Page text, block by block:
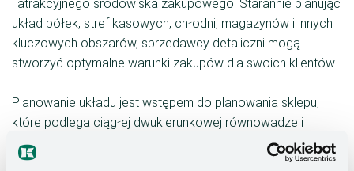
i atrakcyjnego środowiska zakupowego. Starannie planując
układ półek, stref kasowych, chłodni, magazynów i innych
kluczowych obszarów, sprzedawcy detaliczni mogą
stworzyć optymalne warunki zakupów dla swoich klientów.
Planowanie układu jest wstępem do planowania sklepu,
które podlega ciągłej dwukierunkowej równowadze i
dlatego jest integralną częścią koncepcji sklepu.
Planowanie układu 2D nie tylko służy estetycznemu